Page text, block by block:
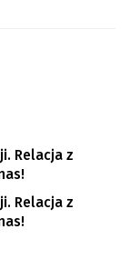
Relacja z
Relacja z